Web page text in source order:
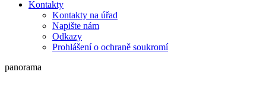
Kontakty
Kontakty na úřad
Napište nám
Odkazy
Prohlášení o ochraně soukromí
panorama